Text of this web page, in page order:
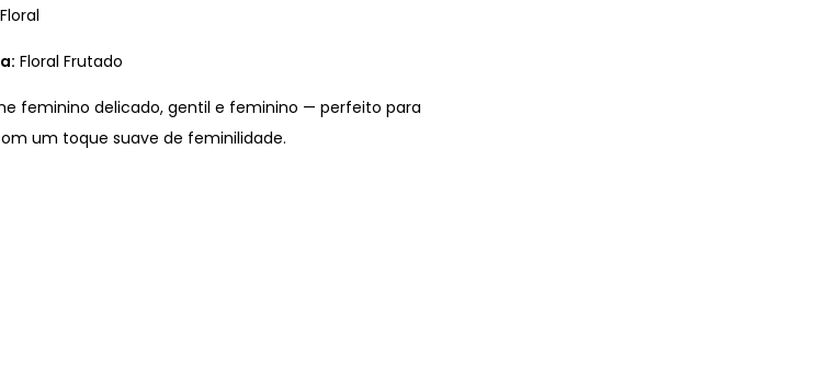
Floral
Floral Frutado
feminino delicado, gentil e feminino — perfeito para
um toque suave de feminilidade.